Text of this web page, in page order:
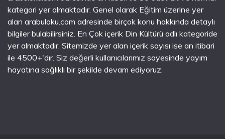
kategori yer almaktadır. Genel olarak Eğitim üzerine yer
alan arabuloku.com adresinde birçok konu hakkında detaylı
bilgiler bulabilirsiniz. En Çok içerik Din Kültürü adlı kategoride
yer almaktadır. Sitemizde yer alan içerik sayısı ise an itibari
ile 4500+'dır. Siz değerli kullanıcılarımız sayesinde yayım
hayatına sağlıklı bir şekilde devam ediyoruz.